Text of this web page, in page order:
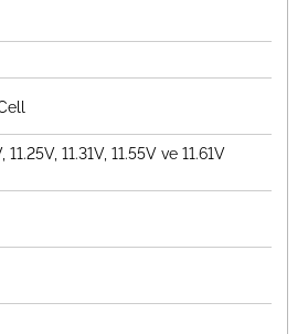
11.25V, 11.31V, 11.55V ve 11.61V